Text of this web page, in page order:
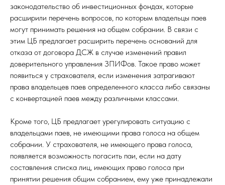
законодательство об инвестиционных фондах, которые
расширили перечень вопросов, по которым владельцы паев
могут принимать решения на общем собрании. В связи с
этим ЦБ предлагает расширить перечень оснований для
отказа от договора ДСЖ в случае изменений правил
доверительного управления ЗПИФов. Такое право может
появиться у страхователя, если изменения затрагивают
права владельцев паев определенного класса либо связаны
с конвертацией паев между различными классами.
Кроме того, ЦБ предлагает урегулировать ситуацию с
владельцами паев, не имеющими права голоса на общем
собрании. У страхователя, не имеющего права голоса,
появляется возможность погасить паи, если на дату
составления списка лиц, имеющих право голоса при
принятии решения общим собранием, ему уже принадлежали